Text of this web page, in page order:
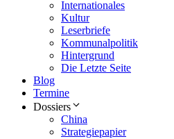
Internationales
Kultur
Leserbriefe
Kommunalpolitik
Hintergrund
Die Letzte Seite
Blog
Termine
Dossiers
China
Strategiepapier